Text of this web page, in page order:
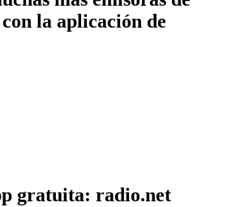
la aplicación de
gratuita: radio.net